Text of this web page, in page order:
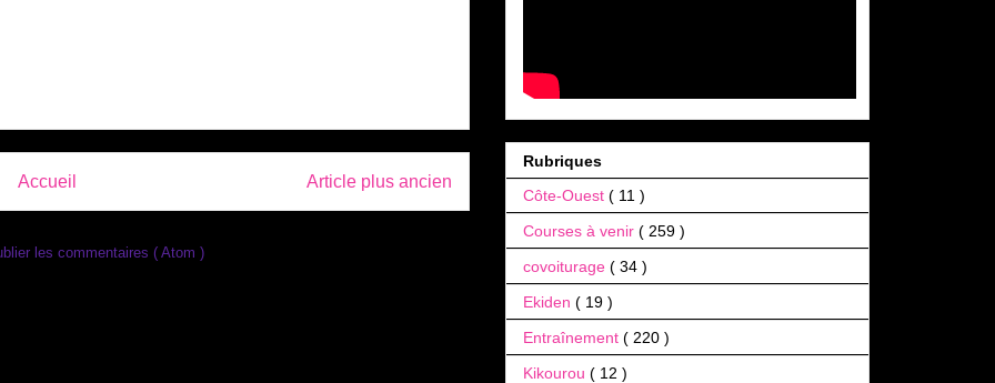
Article plus ancien
Accueil
les commentaires ( Atom )
Rubriques
Côte-Ouest ( 11 )
Courses à venir ( 259 )
covoiturage ( 34 )
Ekiden ( 19 )
Entraînement ( 220 )
Kikourou ( 12 )